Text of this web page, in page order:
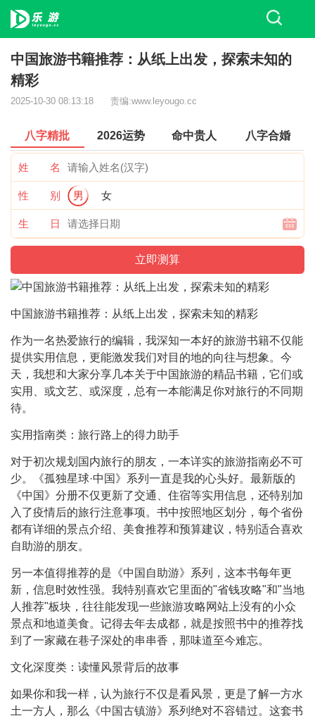
中国旅游书籍推荐：从纸上出发，探索未知的
精彩
2025-10-30 08:13:18 责编:www.leyougo.cc
八字精批 2026运势 命中贵人 八字合婚
姓 名
性 别 男 女
生 日
中国旅游书籍推荐：从纸上出发，探索未知的精彩
作为一名热爱旅行的编辑，我深知一本好的旅游书籍不仅能
提供实用信息，更能激发我们对目的地的向往与想象。今
天，我想和大家分享几本关于中国旅游的精品书籍，它们或
实用、或文艺、或深度，总有一本能满足你对旅行的不同期
待。
实用指南类：旅行路上的得力助手
对于初次规划国内旅行的朋友，一本详实的旅游指南必不可
少。《孤独星球·中国》系列一直是我的心头好。最新版的
《中国》分册不仅更新了交通、住宿等实用信息，还特别加
入了疫情后的旅行注意事项。书中按照地区划分，每个省份
都有详细的景点介绍、美食推荐和预算建议，特别适合喜欢
自助游的朋友。
另一本值得推荐的是《中国自助游》系列，这本书每年更
新，信息时效性强。我特别喜欢它里面的"省钱攻略"和"当地
人推荐"板块，往往能发现一些旅游攻略网站上没有的小众
景点和地道美食。记得去年去成都，就是按照书中的推荐找
到了一家藏在巷子深处的串串香，那味道至今难忘。
文化深度类：读懂风景背后的故事
如果你和我一样，认为旅行不仅是看风景，更是了解一方水
土一方人，那么《中国古镇游》系列绝对不容错过。这套书